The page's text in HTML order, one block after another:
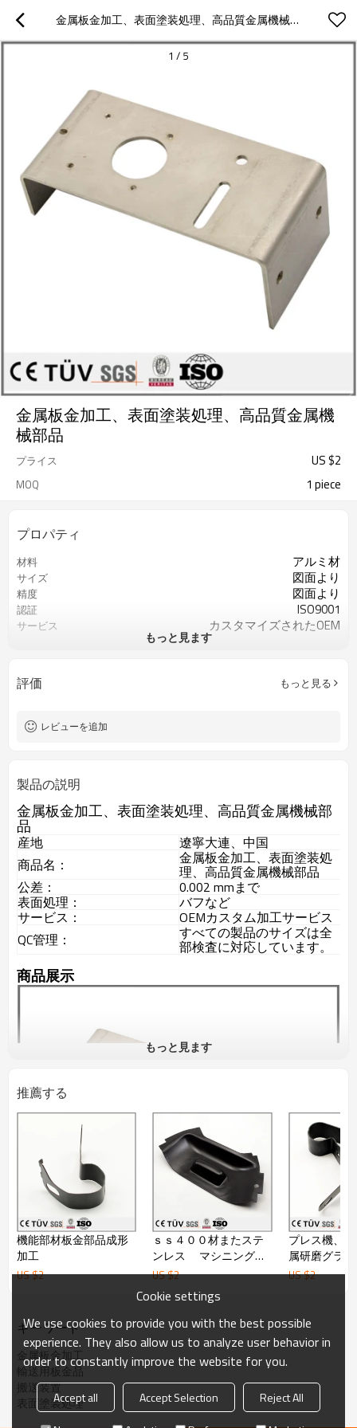
金属板金加工、表面塗装処理、高品質金属機械部品
1 / 5
金属板金加工、表面塗装処理、高品質金属機
械部品
プライス US $2
MOQ 1 piece
プロパティ
材料 アルミ材
サイズ 図面より
精度 図面より
認証 ISO9001
サービス カスタマイズされたOEM
もっと見ます
評価 もっと見る
レビューを追加
製品の説明
金属板金加工、表面塗装処理、高品質金属機械部
品
産地
遼寧大連、中国
商品名：
金属板金加工、表面塗装処
理、高品質金属機械部品
公差： 0.002 mmまで
表面処理： バフなど
サービス：
OEMカスタム加工サービス
QC管理：
すべての製品のサイズは全
部検査に対応しています。
商品展示
もっと見ます
推薦する
機能部材板金部品成形
加工
US $2
ｓｓ４００材またステ
ンレス マシニングセ
ンター NC旋盤 クロメー
溶接
US $2
プレス機、
属研磨グラ
金部品加工。
US $2
キーワード
金属板金加工
輸送用板金品
搬送装置
表面塗装処理
Cookie settings
We use cookies to provide you with the best possible
experience. They also allow us to analyze user behavior in
order to constantly improve the website for you.
Accept all Accept Selection
Reject All